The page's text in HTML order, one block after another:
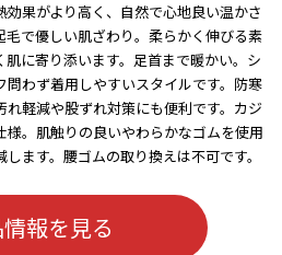
果がより高く、自然で心地良い温かさ
で優しい肌ざわり。柔らかく伸びる素
に寄り添います。足首まで暖かい。シ
問わず着用しやすいスタイルです。防寒
軽減や股ずれ対策にも便利です。カジ
様。肌触りの良いやわらかなゴムを使用
ます。腰ゴムの取り換えは不可です。
報を見る